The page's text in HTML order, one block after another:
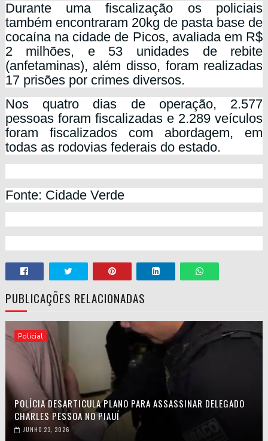
Durante uma fiscalização os policiais
também encontraram 20kg de pasta base de
cocaína na cidade de Picos, avaliada em R$
2 milhões, e 53 unidades de rebite
(anfetaminas), além disso, foram realizadas
17 prisões por crimes diversos.
Nos quatro dias de operação, 2.577
pessoas foram fiscalizadas e 2.289 veículos
foram fiscalizados com abordagem, em
todas as rodovias federais do estado.
Fonte: Cidade Verde
PUBLICAÇÕES RELACIONADAS
Policial
POLÍCIA DESARTICULA PLANO PARA ASSASSINAR DELEGADO
CHARLES PESSOA NO PIAUÍ
JUNHO 23, 2026